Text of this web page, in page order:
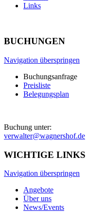
Links
BUCHUNGEN
Navigation überspringen
Buchungsanfrage
Preisliste
Belegungsplan
Buchung unter:
verwalter@wagnershof.de
WICHTIGE LINKS
Navigation überspringen
Angebote
Über uns
News/Events